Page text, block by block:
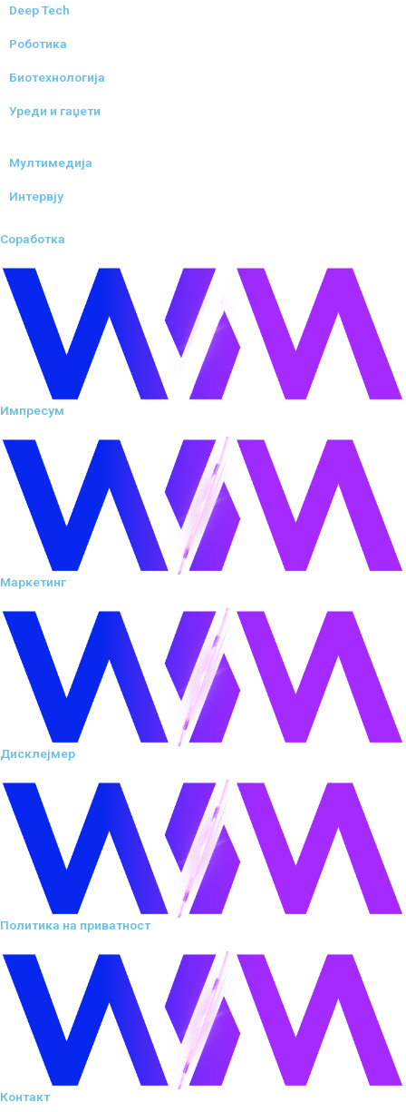
Deep Tech
Роботика
Биотехнологија
Уреди и гаџети
Мултимедија
Интервју
Соработка
Импресум
Маркетинг
Дисклејмер
Политика на приватност
Контакт